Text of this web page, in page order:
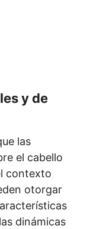
y de
las
el cabello
contexto
otorgar
dinámicas